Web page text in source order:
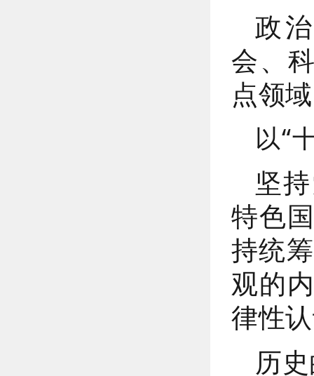
政
会、
点领
以“
坚
特色
持统
观的
律性
历